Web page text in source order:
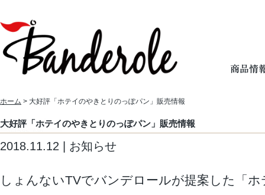
ホーム > 大好評「ホテイのやきとりのっぽパン」販売情報
大好評「ホテイのやきとりのっぽパン」販売情報
2018.11.12 | お知らせ
しょんないTVでバンデロールが提案した「